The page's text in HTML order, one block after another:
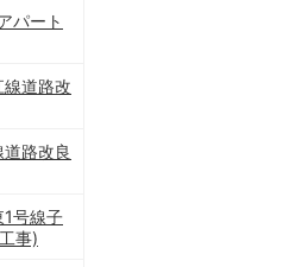
パート
道路改
路改良
号線子
事)